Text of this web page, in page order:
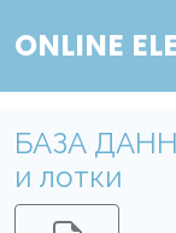
ONLINE
БАЗА
и лотки